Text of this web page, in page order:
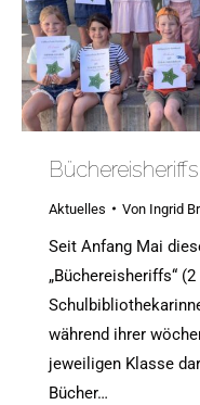
Büchereisheriffs
Aktuelles Von Ingrid
Seit Anfang Mai
„Büchereisheriffs“
während ihrer
jeweiligen Klasse
Bücher…